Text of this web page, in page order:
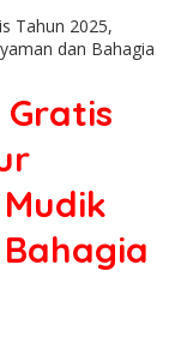
Tahun 2025,
dan Bahagia
Gratis